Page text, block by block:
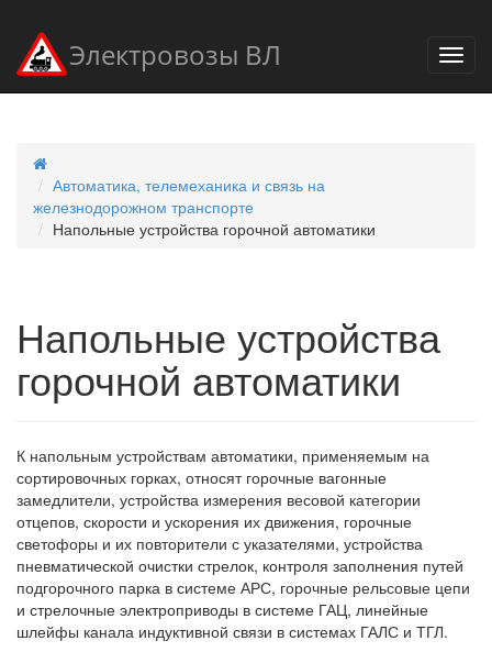
Электровозы ВЛ
Автоматика, телемеханика и связь на
железнодорожном транспорте
Напольные устройства горочной автоматики
Напольные устройства
горочной автоматики
К напольным устройствам автоматики, применяемым на
сортировочных горках, относят горочные вагонные
замедлители, устройства измерения весовой категории
отцепов, скорости и ускорения их движения, горочные
светофоры и их повторители с указателями, устройства
пневматической очистки стрелок, контроля заполнения путей
подгорочного парка в системе АРС, горочные рельсовые цепи
и стрелочные электроприводы в системе ГАЦ, линейные
шлейфы канала индуктивной связи в системах ГАЛС и ТГЛ.